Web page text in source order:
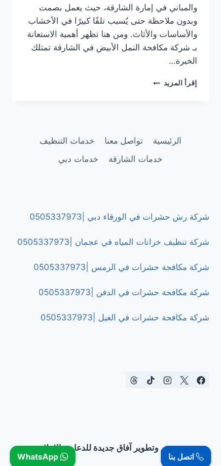
والمباني في إمارة الشارقة، حيث يعمل بصمت
وبدون ملاحظة حتى يُسبب تلفًا كبيرًا في الأخشاب
والأساسات والأثاث. ومن هنا تظهر أهمية الاستعانة
بـ شركة مكافحة النمل الأبيض في الشارقة تمتلك
الخبرة…
إقرأ المزيد شركة
|0505337973
الرئيسية تواصل معنا
خدمات التنظيف
خدمات الشارقة
خدمات دبي
شركة رش حشرات في الورقاء دبي |0505337973
شركة تنظيف خزانات المياه في عجمان |0505337973
شركة مكافحة حشرات في الرمس |0505337973
شركة مكافحة حشرات في الدفن |0505337973
شركة مكافحة حشرات في الغيل |0505337973
تصميم وتطوير آفاق جديدة للدعاية والإعلان
اتصل بنا